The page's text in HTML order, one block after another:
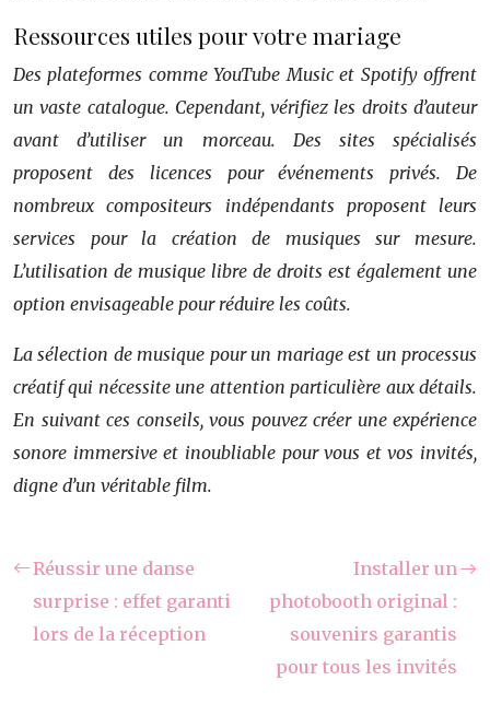
Ressources utiles pour votre mariage
Des plateformes comme YouTube Music et Spotify offrent
un vaste catalogue. Cependant, vérifiez les droits d’auteur
avant d’utiliser un morceau. Des sites spécialisés
proposent des licences pour événements privés. De
nombreux compositeurs indépendants proposent leurs
services pour la création de musiques sur mesure.
L’utilisation de musique libre de droits est également une
option envisageable pour réduire les coûts.
La sélection de musique pour un mariage est un processus
créatif qui nécessite une attention particulière aux détails.
En suivant ces conseils, vous pouvez créer une expérience
sonore immersive et inoubliable pour vous et vos invités,
digne d’un véritable film.
Réussir une danse
surprise : effet garanti
lors de la réception
Installer un
photobooth original :
souvenirs garantis
pour tous les invités